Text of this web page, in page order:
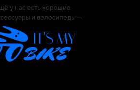
у нас есть хорошие
и велосипеды —